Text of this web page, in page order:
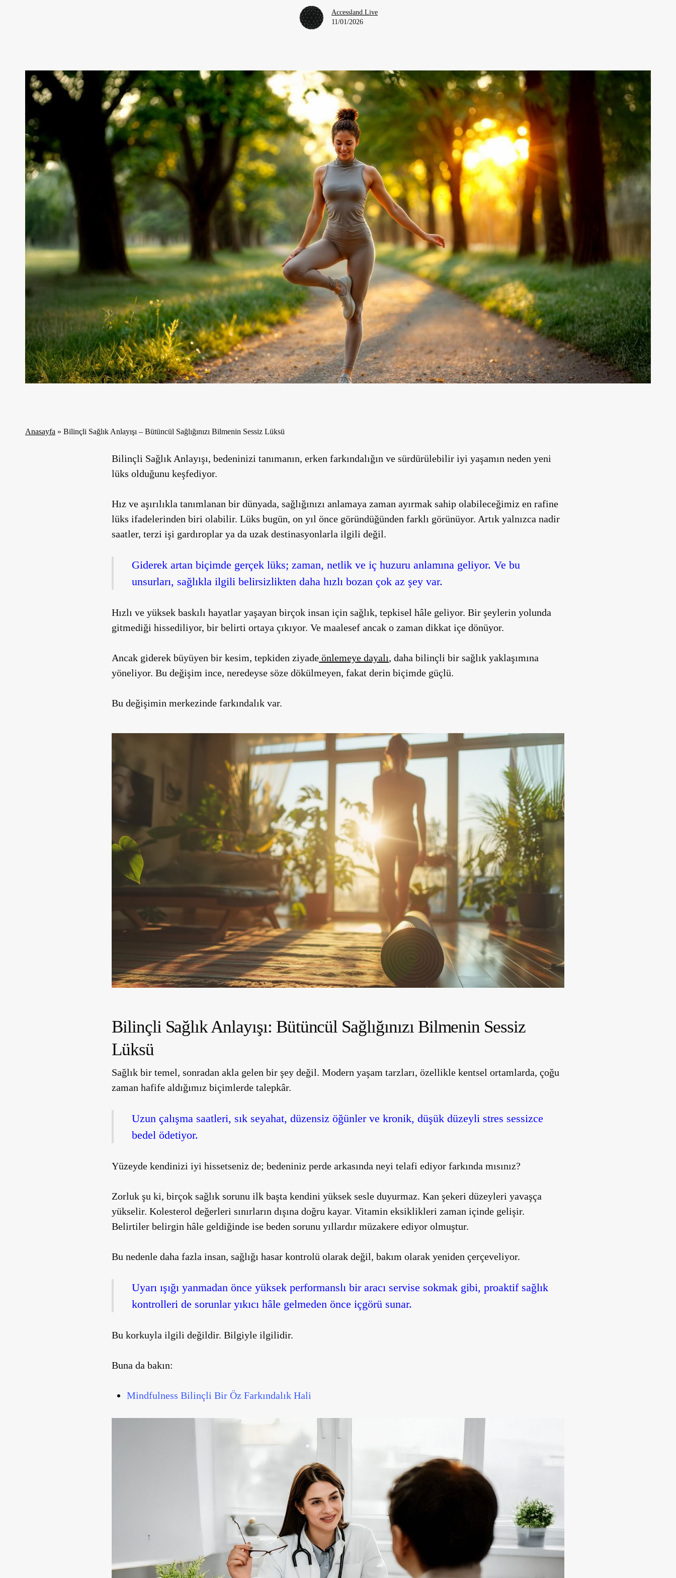
Accessland.Live
11/01/2026
Anasayfa » Bilinçli Sağlık Anlayışı – Bütüncül Sağlığınızı Bilmenin Sessiz Lüksü
Bilinçli Sağlık Anlayışı, bedeninizi tanımanın, erken farkındalığın ve sürdürülebilir iyi yaşamın neden yeni
lüks olduğunu keşfediyor.
Hız ve aşırılıkla tanımlanan bir dünyada, sağlığınızı anlamaya zaman ayırmak sahip olabileceğimiz en rafine
lüks ifadelerinden biri olabilir. Lüks bugün, on yıl önce göründüğünden farklı görünüyor. Artık yalnızca nadir
saatler, terzi işi gardıroplar ya da uzak destinasyonlarla ilgili değil.
Giderek artan biçimde gerçek lüks; zaman, netlik ve iç huzuru anlamına geliyor. Ve bu
unsurları, sağlıkla ilgili belirsizlikten daha hızlı bozan çok az şey var.
Hızlı ve yüksek baskılı hayatlar yaşayan birçok insan için sağlık, tepkisel hâle geliyor. Bir şeylerin yolunda
gitmediği hissediliyor, bir belirti ortaya çıkıyor. Ve maalesef ancak o zaman dikkat içe dönüyor.
Ancak giderek büyüyen bir kesim, tepkiden ziyade önlemeye dayalı, daha bilinçli bir sağlık yaklaşımına
yöneliyor. Bu değişim ince, neredeyse söze dökülmeyen, fakat derin biçimde güçlü.
Bu değişimin merkezinde farkındalık var.
Bilinçli Sağlık Anlayışı: Bütüncül Sağlığınızı Bilmenin Sessiz
Lüksü
Sağlık bir temel, sonradan akla gelen bir şey değil. Modern yaşam tarzları, özellikle kentsel ortamlarda, çoğu
zaman hafife aldığımız biçimlerde talepkâr.
Uzun çalışma saatleri, sık seyahat, düzensiz öğünler ve kronik, düşük düzeyli stres sessizce
bedel ödetiyor.
Yüzeyde kendinizi iyi hissetseniz de; bedeniniz perde arkasında neyi telafi ediyor farkında mısınız?
Zorluk şu ki, birçok sağlık sorunu ilk başta kendini yüksek sesle duyurmaz. Kan şekeri düzeyleri yavaşça
yükselir. Kolesterol değerleri sınırların dışına doğru kayar. Vitamin eksiklikleri zaman içinde gelişir.
Belirtiler belirgin hâle geldiğinde ise beden sorunu yıllardır müzakere ediyor olmuştur.
Bu nedenle daha fazla insan, sağlığı hasar kontrolü olarak değil, bakım olarak yeniden çerçeveliyor.
Uyarı ışığı yanmadan önce yüksek performanslı bir aracı servise sokmak gibi, proaktif sağlık
kontrolleri de sorunlar yıkıcı hâle gelmeden önce içgörü sunar.
Bu korkuyla ilgili değildir. Bilgiyle ilgilidir.
Buna da bakın:
Mindfulness Bilinçli Bir Öz Farkındalık Hali